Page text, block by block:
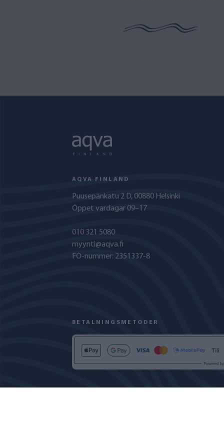
AQVA FINLAND
Puusepänkatu 2 D, 00880 Helsinki
Öppet vardagar 09–17
010 321 5080
myynti@aqva.fi
FO-nummer: 2351337-8
BETALNINGSMETODER